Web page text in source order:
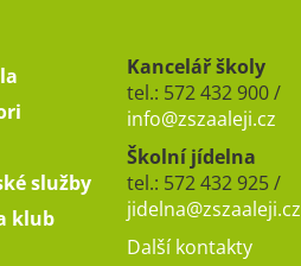
služby
klub
Kancelář školy
tel.: 572 432 900 /
info@zszaaleji.cz
Školní jídelna
tel.: 572 432 925 /
jidelna@zszaaleji.cz
Další kontakty